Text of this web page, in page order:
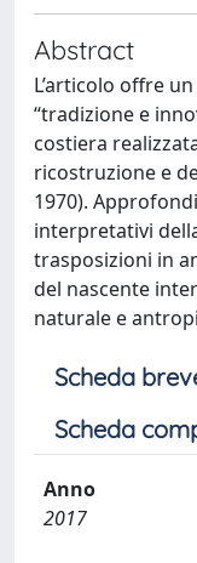
Abstract
L’articolo offre
“tradizione e
costiera
ricostruzione e
1970).
interpretativi
trasposizioni in
del nascente
naturale e
Scheda
Scheda
Anno
2017